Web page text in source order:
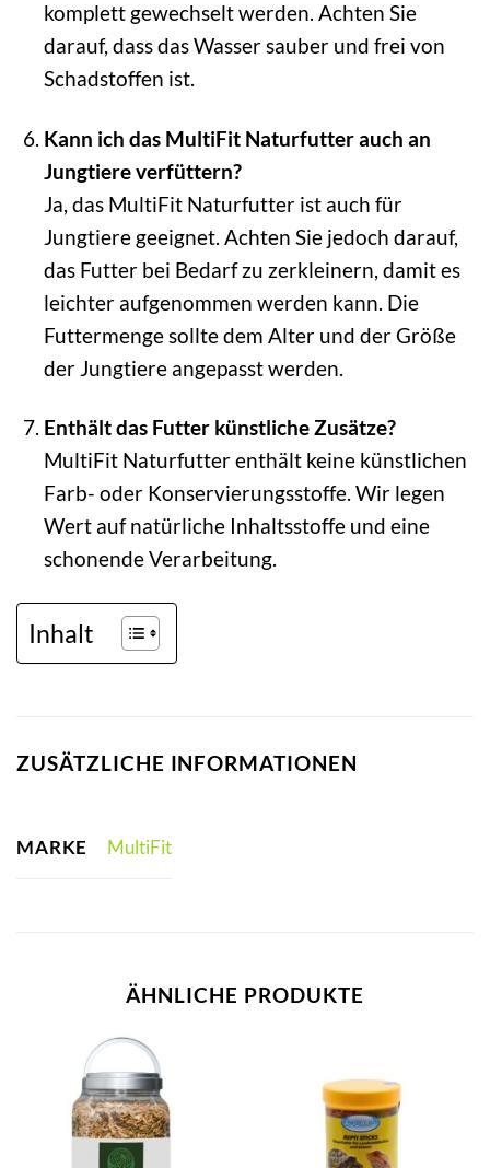
komplett gewechselt werden. Achten Sie
darauf, dass das Wasser sauber und frei von
Schadstoffen ist.
Kann ich das MultiFit Naturfutter auch an
Jungtiere verfüttern?
Ja, das MultiFit Naturfutter ist auch für
Jungtiere geeignet. Achten Sie jedoch darauf,
das Futter bei Bedarf zu zerkleinern, damit es
leichter aufgenommen werden kann. Die
Futtermenge sollte dem Alter und der Größe
der Jungtiere angepasst werden.
Enthält das Futter künstliche Zusätze?
MultiFit Naturfutter enthält keine künstlichen
Farb- oder Konservierungsstoffe. Wir legen
Wert auf natürliche Inhaltsstoffe und eine
schonende Verarbeitung.
Inhalt
ZUSÄTZLICHE INFORMATIONEN
MARKE MultiFit
ÄHNLICHE PRODUKTE